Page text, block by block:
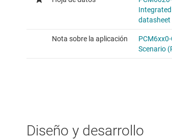
Diseño y desarrollo